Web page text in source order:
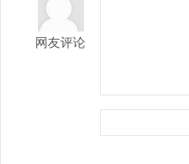
网友评论